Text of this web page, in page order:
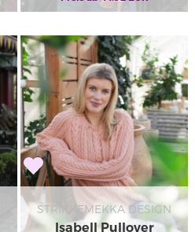
STRIKKEMEKKA DESIGN
Isabell Pullover